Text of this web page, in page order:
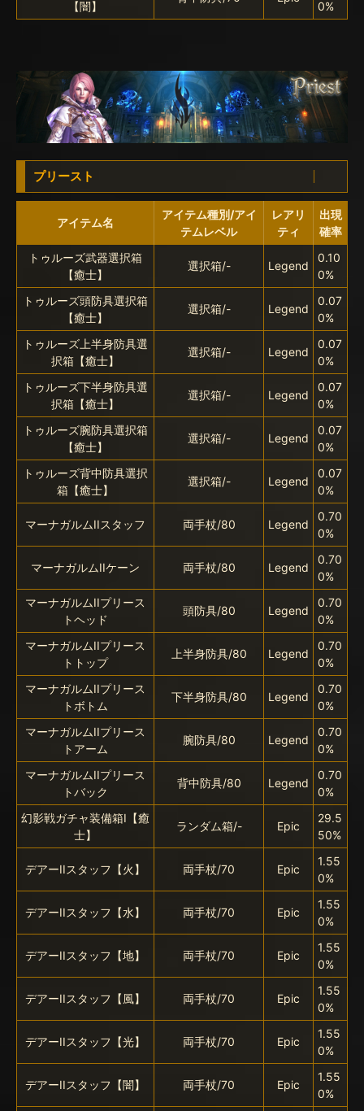
【闇】 0%
プリースト
アイテム名
アイテム種別/アイ
テムレベル
レアリ
ティ
出現
確率
トゥルーズ武器選択箱
【癒士】
選択箱/- Legend
0.10
0%
トゥルーズ頭防具選択箱
【癒士】
選択箱/- Legend
0.07
0%
トゥルーズ上半身防具選
択箱【癒士】
選択箱/- Legend
0.07
0%
トゥルーズ下半身防具選
択箱【癒士】
選択箱/- Legend
0.07
0%
トゥルーズ腕防具選択箱
【癒士】
選択箱/- Legend
0.07
0%
トゥルーズ背中防具選択
箱【癒士】
選択箱/- Legend
0.07
0%
マーナガルムIIスタッフ 両手杖/80 Legend
0.70
0%
マーナガルムIIケーン 両手杖/80 Legend
0.70
0%
マーナガルムIIプリース
トヘッド
頭防具/80 Legend
0.70
0%
マーナガルムIIプリース
トトップ
上半身防具/80 Legend
0.70
0%
マーナガルムIIプリース
トボトム
下半身防具/80 Legend
0.70
0%
マーナガルムIIプリース
トアーム
腕防具/80 Legend
0.70
0%
マーナガルムIIプリース
トバック
背中防具/80 Legend
0.70
0%
幻影戦ガチャ装備箱I【癒
士】
ランダム箱/- Epic
29.5
50%
デアーIIスタッフ【火】 両手杖/70 Epic
1.55
0%
デアーIIスタッフ【水】 両手杖/70 Epic
1.55
0%
デアーIIスタッフ【地】 両手杖/70 Epic
1.55
0%
デアーIIスタッフ【風】 両手杖/70 Epic
1.55
0%
デアーIIスタッフ【光】 両手杖/70 Epic
1.55
0%
デアーIIスタッフ【闇】 両手杖/70 Epic
1.55
0%